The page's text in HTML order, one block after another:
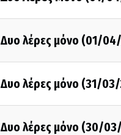
Δυο λέρες μόνο (01/
Δυο λέρες μόνο (31/
Δυο λέρες μόνο (30/